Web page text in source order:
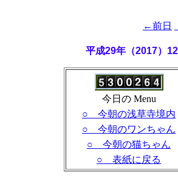
←前日
平成29年（2017）
今日の Menu
○ 今朝の浅草寺境内
○ 今朝のワンちゃん
○ 今朝の猫ちゃん
○ 表紙に戻る